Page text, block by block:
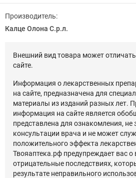
Производитель:
Калце Олона С.р.л.
Внешний вид товара может
сайте.
Информация о лекарственных
на сайте, предназначена для
материалы из изданий разных лет.
информация на сайте является
представлена для ознакомления, не
консультации врача и не может
положительного эффекта
Твояаптека.рф предупреждает вас
отрицательные последствиях,
результате неправильного